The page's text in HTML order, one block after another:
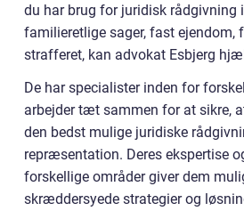
du har brug for juridisk rådgivning
familieretlige sager, fast ejendom,
strafferet, kan advokat Esbjerg
De har specialister inden for
arbejder tæt sammen for at sikre,
den bedst mulige juridiske
repræsentation. Deres ekspertise
forskellige områder giver dem
skræddersyede strategier og